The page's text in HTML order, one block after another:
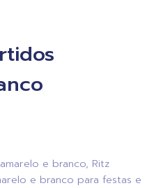
e branco, Ritz
e branco para festas e